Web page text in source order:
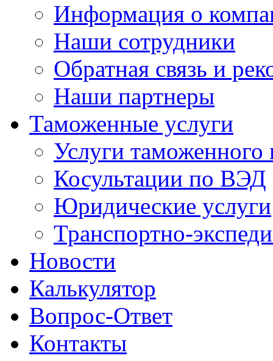
Информация о
Наши сотрудники
Обратная связь и
Наши партнеры
Таможенные услуги
Услуги таможенного
Косультации по ВЭД
Юридические услуги
Транспортно-
Новости
Калькулятор
Вопрос-Ответ
Контакты